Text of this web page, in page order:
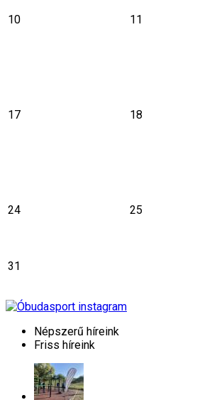
10 11
17 18
24 25
31
Népszerű híreink
Friss híreink